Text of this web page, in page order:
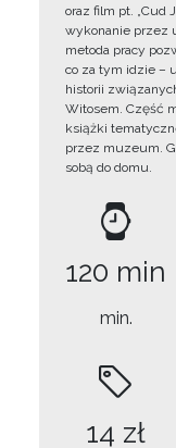
oraz film pt. „Cud
wykonanie przez
metoda pracy
co za tym idzie –
historii
Witosem. Część
książki
przez muzeum.
sobą do domu.
120 min
min.
14 zł